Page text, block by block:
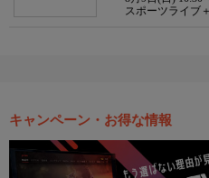
スポーツライブ＋
キャンペーン・お得な情報